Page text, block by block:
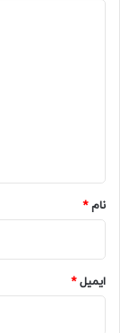
نام*
ایمیل*